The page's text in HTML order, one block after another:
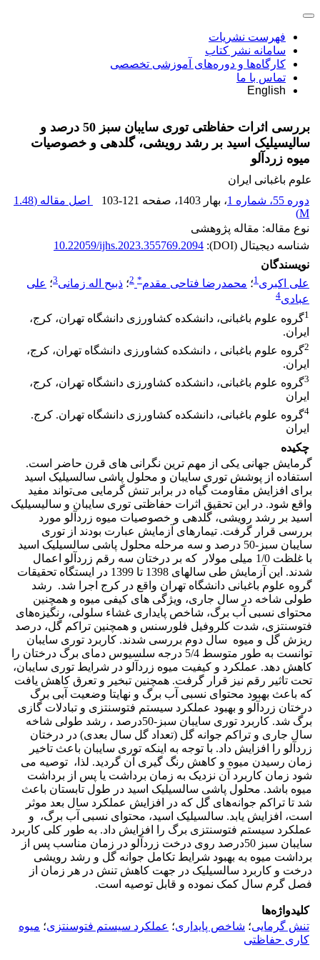
فهرست نشریات
سامانه نشر کتاب
کارگاه‌ها و دوره‌های آموزشی تخصصی
تماس با ما
English
بررسی اثرات حفاظتی توری سایبان سبز 50 درصد و
سالیسیلیک اسید بر رشد رویشی، گلدهی و خصوصیات
میوه زردآلو
علوم باغبانی ایران
دوره 55، شماره 1
، بهار 1403 ، صفحه 103-121 اصل مقاله (1.48
M
)
نوع مقاله: مقاله پژوهشی
شناسه دیجیتال (DOI):
10.22059/ijhs.2023.355769.2094
نویسندگان
علی اکبری1؛ محمدرضا فتاحی مقدم*
2؛ ذبیح اله زمانی3؛ علی
عبادی4
1گروه علوم باغبانی، دانشکده کشاورزی دانشگاه تهران، کرج،
ایران.
2گروه علوم باغبانی ، دانشکده کشاورزی دانشگاه تهران، کرج،
ایران.
3گروه علوم باغبانی، دانشکده کشاورزی دانشگاه تهران، کرج،
ایران
4گروه علوم باغبانی، دانشکده کشاورزی دانشگاه تهران. کرج.
ایران
چکیده
گرمایش جهانی یکی از مهم ترین نگرانی های قرن حاضر است.
استفاده از پوشش توری سایبان و محلول پاشی سالسیلیک اسید
برای افزایش مقاومت گیاه در برابر تنش‌ گرمایی می‌تواند مفید
واقع شود. در این تحقیق اثرات حفاظتی توری سایبان و سالیسیلیک
اسید بر رشد رویشی، گلدهی و خصوصیات میوه زردآلو مورد
بررسی قرار گرفت. تیمارهای آزمایش عبارت بودند از توری
سایبان سبز-50 درصد و سه مرحله محلول پاشی سالسیلیک اسید
با غلظت 1/0 میلی مولار که بر درختان سه رقم زردآلو اعمال
شدند. این آزمایش طی سالهای 1398 تا 1399 در ایستگاه تحقیقات
گروه علوم باغبانی دانشگاه تهران واقع در کرج اجرا شد. رشد
طولی شاخه در سال جاری، ویژگی های کیفی میوه و همچنین
محتوای نسبی آب برگ، شاخص پایداری غشاء سلولی، رنگیزه‌های
فتوسنتزی، شدت کلروفیل فلورسنس و همچنین تراکم گل، درصد
ریزش گل و میوه سال دوم بررسی شدند. کاربرد توری سایبان
توانست به طور متوسط 5/4 درجه سلسیوس دمای برگ درختان را
کاهش دهد. عملکرد و کیفیت میوه زردآلو در شرایط توری سایبان،
تحت تاثیر رقم نیز قرار گرفت. همچنین تبخیر و تعرق کاهش یافت
که باعث بهبود محتوای نسبی آب برگ و نهایتا وضعیت آبی برگ
درختان زردآلو و بهبود عملکرد سیستم فتوسنتزی و تبادلات گازی
برگ شد. کاربرد توری سایبان سبز-50درصد ، رشد طولی شاخه
سال جاری و تراکم جوانه گل (تعداد گل سال بعدی) در درختان
زردآلو را افزایش داد. با توجه به اینکه توری سایبان باعث تاخیر
زمان رسیدن میوه و کاهش رنگ گیری آن گردید. لذا، توصیه می
شود زمان کاربرد آن نزدیک به زمان برداشت یا پس از برداشت
میوه باشد. محلول پاشی سالسیلیک اسید در طول تابستان باعث
شد تا تراکم جوانه‌های گل که در افزایش عملکرد سال بعد موثر
است، افزایش یابد. سالسیلیک اسید، محتوای نسبی آب برگ، و
عملکرد سیستم فتوسنتزی برگ را افزایش داد. به طور کلی کاربرد
سایبان سبز 50درصد روی درخت زردآلو در زمان مناسب پس از
برداشت میوه به بهبود شرایط تکامل جوانه گل و رشد رویشی
درخت و کاربرد سالسیلیک در جهت کاهش تنش در هر زمان از
فصل گرم سال کمک نموده و قابل توصیه است.
کلیدواژه‌ها
تنش گرمایی؛ شاخص پایداری؛ عملکرد سیستم فتوسنتزی؛ میوه
کاری حفاظتی